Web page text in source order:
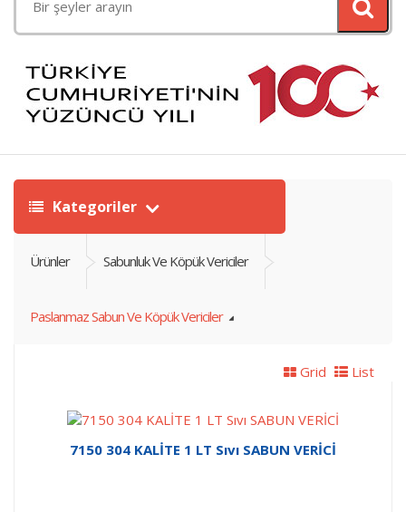
Kategoriler
Ürünler Sabunluk Ve Köpük Vericiler
Paslanmaz Sabun Ve Köpük Vericiler
Grid List
7150 304 KALİTE 1 LT Sıvı SABUN VERİCİ